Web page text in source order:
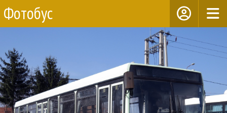
Фотобус